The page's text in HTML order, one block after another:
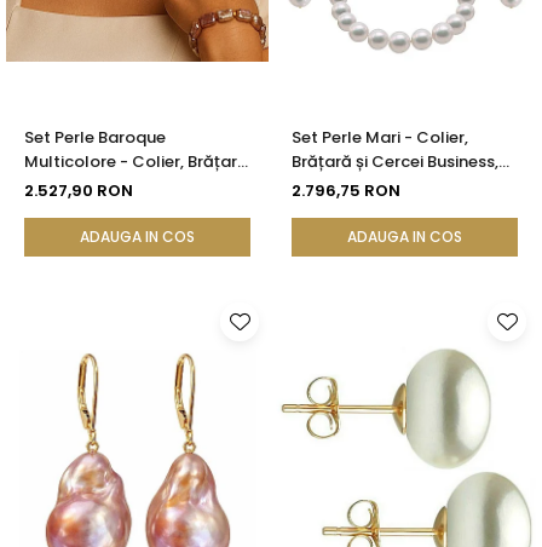
Set Perle Baroque
Multicolore - Colier, Brățară
și Cercei, Aur Galben 14K |
2.527,90 RON
ADAUGA IN COS
Set Perle Mari - Colier,
Brățară și Cercei Business,
Aur Galben 14K, Perle Albe
KASKADDA®
2.796,75 RON
ADAUGA IN COS